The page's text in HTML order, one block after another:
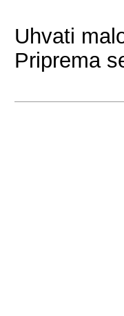
Uhvati
Priprema